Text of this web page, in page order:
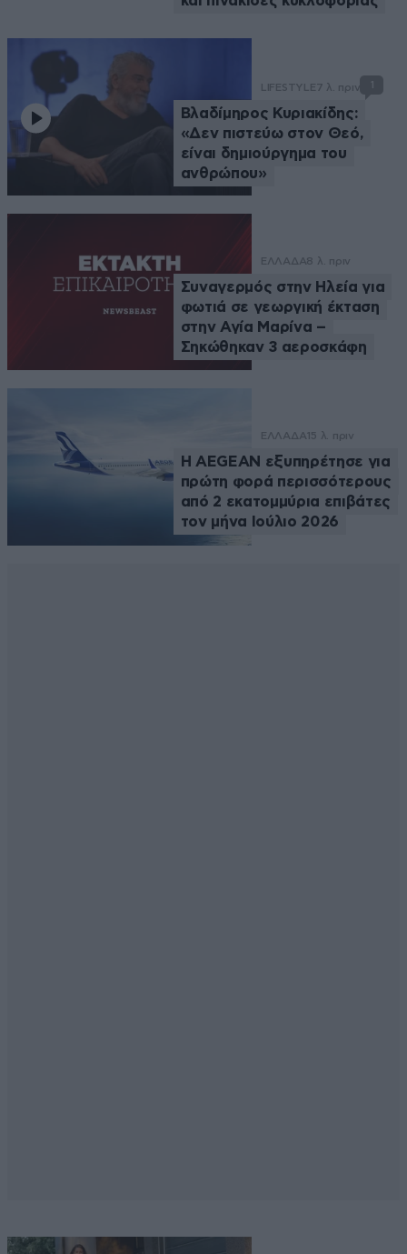
LIFESTYLE7 λ. πριν 1
Βλαδίμηρος Κυριακίδης:
«Δεν πιστεύω στον Θεό,
είναι δημιούργημα του
ανθρώπου»
ΕΛΛΑΔΑ8 λ. πριν
Συναγερμός στην Ηλεία για
φωτιά σε γεωργική έκταση
στην Αγία Μαρίνα –
Σηκώθηκαν 3 αεροσκάφη
ΕΛΛΑΔΑ 15 λ. πριν
Η AEGEAN εξυπηρέτησε για
πρώτη φορά περισσότερους
από 2 εκατομμύρια επιβάτες
τον μήνα Ιούλιο 2026